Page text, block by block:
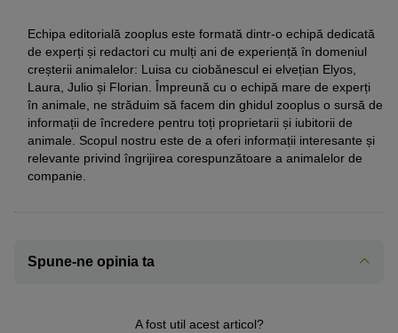
Echipa editorială zooplus este formată dintr-o echipă dedicată
de experți și redactori cu mulți ani de experiență în domeniul
creșterii animalelor: Luisa cu ciobănescul ei elvețian Elyos,
Laura, Julio și Florian. Împreună cu o echipă mare de experți
în animale, ne străduim să facem din ghidul zooplus o sursă de
informații de încredere pentru toți proprietarii și iubitorii de
animale. Scopul nostru este de a oferi informații interesante și
relevante privind îngrijirea corespunzătoare a animalelor de
companie.
Spune-ne opinia ta
A fost util acest articol?